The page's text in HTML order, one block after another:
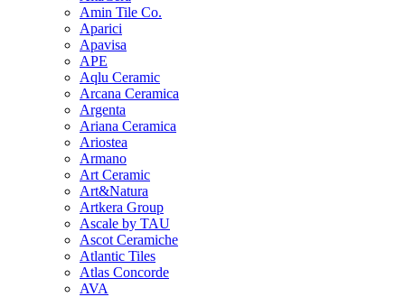
Amin Tile Co.
Aparici
Apavisa
APE
Aqlu Ceramic
Arcana Ceramica
Argenta
Ariana Ceramica
Ariostea
Armano
Art Ceramic
Art&Natura
Artkera Group
Ascale by TAU
Ascot Ceramiche
Atlantic Tiles
Atlas Concorde
AVA